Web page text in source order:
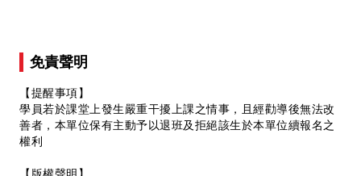
免責聲明
【提醒事項】
學員若於課堂上發生嚴重干擾上課之情事，且經勸導後無法改
善者，本單位保有主動予以退班及拒絕該生於本單位續報名之
權利
【版權聲明】